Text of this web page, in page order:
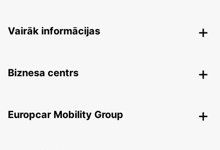
Vairāk informācijas
Biznesa centrs
Europcar Mobility Group